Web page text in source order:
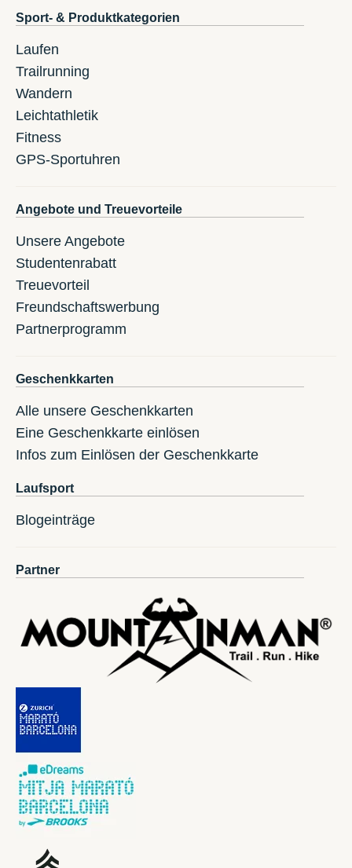
Sport- & Produktkategorien
Laufen
Trailrunning
Wandern
Leichtathletik
Fitness
GPS-Sportuhren
Angebote und Treuevorteile
Unsere Angebote
Studentenrabatt
Treuevorteil
Freundschaftswerbung
Partnerprogramm
Geschenkkarten
Alle unsere Geschenkkarten
Eine Geschenkkarte einlösen
Infos zum Einlösen der Geschenkkarte
Laufsport
Blogeinträge
Partner